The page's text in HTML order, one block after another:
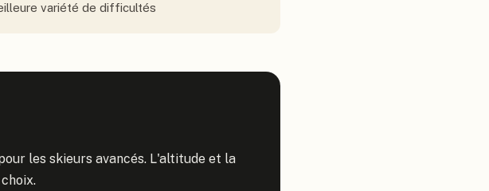
variété de difficultés
les skieurs avancés. L'altitude et la